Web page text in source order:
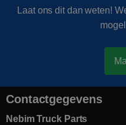
Laat ons dit dan weten!
Contactgegevens
Nebim Truck Parts